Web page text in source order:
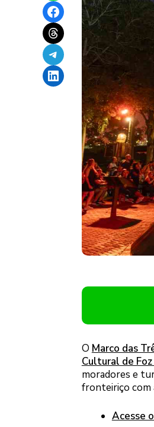
Share on Facebook
Share on Threads
Share on Telegram
Share on LinkedIn
O Marco das
Cultural de Foz
moradores e
fronteiriço com
Acesse